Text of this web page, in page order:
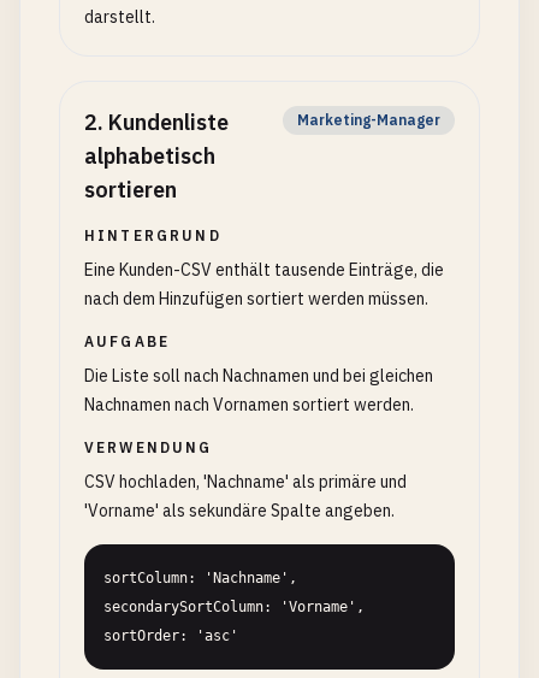
darstellt.
2. Kundenliste
alphabetisch
sortieren
Marketing-Manager
HINTERGRUND
Eine Kunden-CSV enthält tausende Einträge, die
nach dem Hinzufügen sortiert werden müssen.
AUFGABE
Die Liste soll nach Nachnamen und bei gleichen
Nachnamen nach Vornamen sortiert werden.
VERWENDUNG
CSV hochladen, 'Nachname' als primäre und
'Vorname' als sekundäre Spalte angeben.
sortColumn: 'Nachname',
secondarySortColumn: 'Vorname',
sortOrder: 'asc'